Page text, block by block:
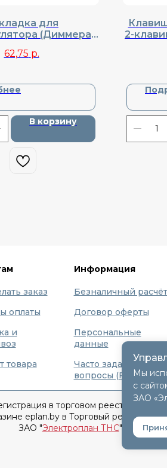
для
(Диммера),
DA65030
62,75 р.
В корзину
2-
Мы
с
ЗАО
заказ
оплаты
и
товара
Информация
Безналичный расчёт
Договор оферты
Персональные
данные
Часто задаваемые
вопросы (FAQ)
в торговом реестре 9
eplan.by в Торговый реестр
ЗАО "Электроплан ТНС" © 2005-